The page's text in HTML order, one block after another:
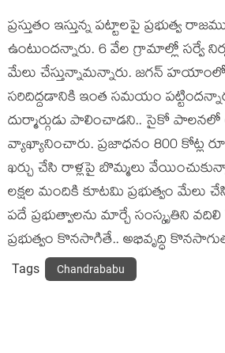
ప్ర‌స్తుతం ఇస్తున్న ప‌ట్టాల‌పై ప్ర‌భుత్వ
ఉంటుంద‌న్నారు. 6 వేల గ్రామాల్లో స‌ర్వే
మేలు చేస్తున్నామ‌న్నారు. జ‌గ‌న్ హ‌యాంలో
స‌రిదిద్ద‌డానికి ఇంత స‌మ‌యం
దుర్మార్గుడు పాలించాడ‌ని.. సైకో
వ్యాఖ్యానించారు. ప్ర‌జాధ‌నం 800 కోట్ల
ఖ‌ర్చు చేసి రాళ్ల‌పై బొమ్మ‌లు
ల‌క్ష‌ల మందికి కూట‌మి ప్ర‌భుత్వం మేలు
ప‌దే ప్ర‌భుత్వాల‌ను మార్చే సంస్కృతిని
ప్ర‌భుత్వం కొన‌సాగితే.. అభివృద్ధి
Tags Chandrababu